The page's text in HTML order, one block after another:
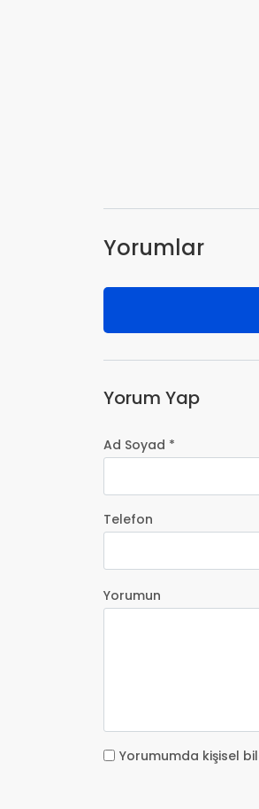
Yorumlar
Yorum Yap
Ad Soyad *
Telefon
Yorumun
Yorumumda kişisel